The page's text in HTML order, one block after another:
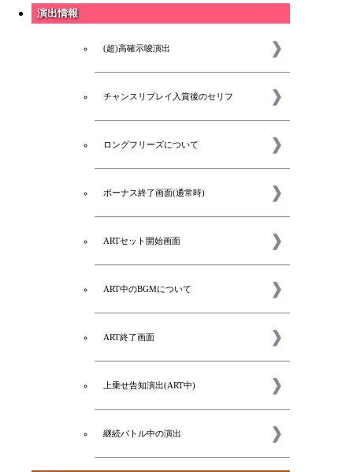
演出情報
(超)高確示唆演出
チャンスリプレイ入賞後のセリフ
ロングフリーズについて
ボーナス終了画面(通常時)
ARTセット開始画面
ART中のBGMについて
ART終了画面
上乗せ告知演出(ART中)
継続バトル中の演出